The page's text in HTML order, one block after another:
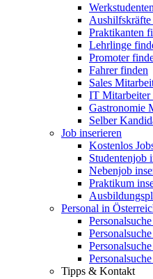
Aushilfskräfte
Praktikanten
Lehrlinge
Promoter
Fahrer finden
Sales
IT Mitarbeiter
Gastronomie
Selber
Job inserieren
Kostenlos
Studentenjob
Nebenjob
Praktikum
Personal in
Tipps & Kontakt